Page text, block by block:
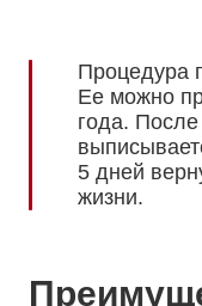
Процедура
Ее можно
года.
5 дней
жизни.